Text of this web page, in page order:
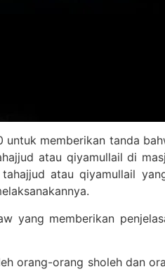
memberikan tanda
atau qiyamullail di
atau qiyamullail
yang memberikan
orang-orang sholeh dan